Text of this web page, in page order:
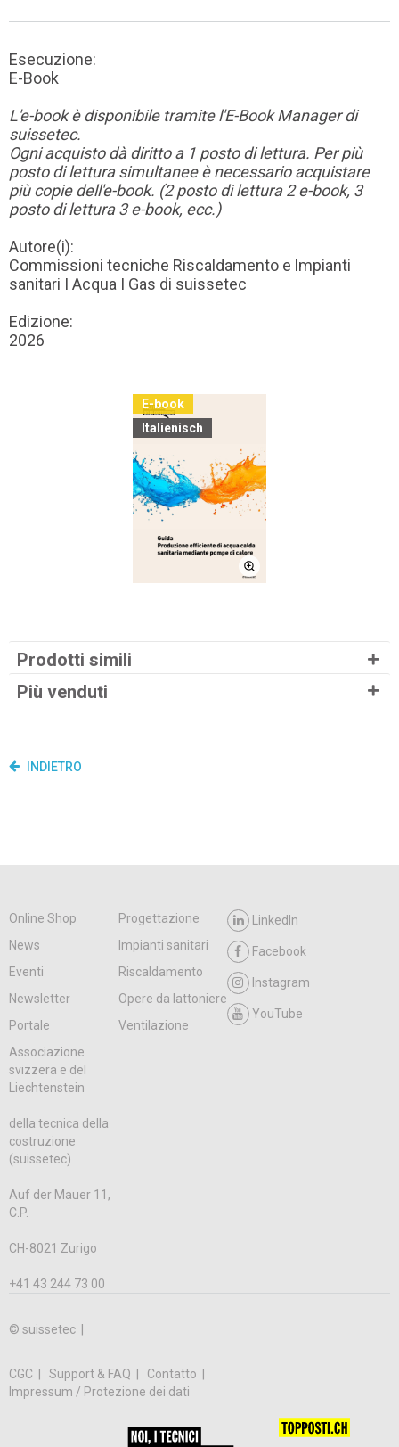
Esecuzione:
E-Book
L'e-book è disponibile tramite l'E-Book Manager di
suissetec.
Ogni acquisto dà diritto a 1 posto di lettura. Per più
posto di lettura simultanee è necessario acquistare
più copie dell'e-book. (2 posto di lettura 2 e-book, 3
posto di lettura 3 e-book, ecc.)
Autore(i):
Commissioni tecniche Riscaldamento e lmpianti
sanitari I Acqua I Gas di suissetec
Edizione:
2026
E-book
Italienisch
Prodotti simili
Più venduti
INDIETRO
Online Shop
Progettazione
News
Impianti sanitari
Eventi
Riscaldamento
Newsletter
Opere da lattoniere
Portale
Ventilazione
LinkedIn
Facebook
Instagram
YouTube
Associazione
svizzera e del
Liechtenstein
della tecnica della
costruzione
(suissetec)
Auf der Mauer 11,
C.P.
CH-8021 Zurigo
+41 43 244 73 00
© suissetec |
CGC Support & FAQ
Contatto
Impressum / Protezione dei dati